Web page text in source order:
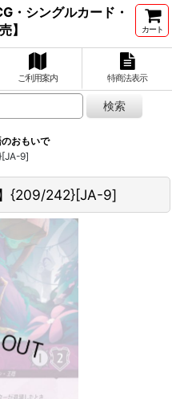
・シングルカード・
】
カート
ご利用案内 特商法表示
おもいで
9]
{209/242}[JA-9]